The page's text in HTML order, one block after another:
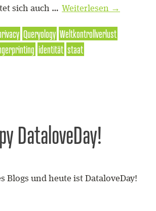
sich auch … Weiterlesen →
Queryology Weltkontrollverlust
identität staat
DataloveDay!
Blogs und heute ist DataloveDay!